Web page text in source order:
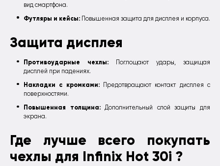
вид смартфона.
Футляры и кейсы: Повышенная защита для дисплея и корпуса.
Защита дисплея
Противоударные чехлы: Поглощают удары, защищая
дисплей при падениях.
Накладки с кромками:Предотвращают контакт дисплея с
поверхностями.
Повышенная толщина:Дополнительный слой защиты для
экрана.
Где лучше всего покупать
чехлы для Infinix Hot 30i ?